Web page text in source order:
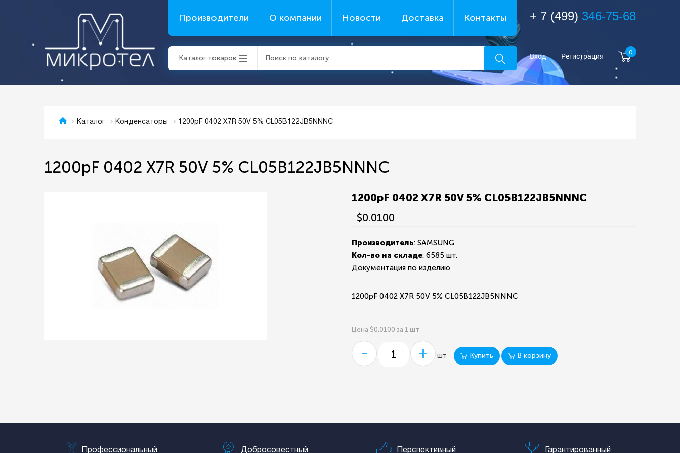
Производители О компании Новости Доставка Контакты
Каталог товаров
+ 7 (499) 346-75-68
Вход Регистрация 0
Каталог Конденсаторы 1200pF 0402 X7R 50V 5% CL05B122JB5NNNC
1200pF 0402 X7R 50V 5% CL05B122JB5NNNC
1200pF 0402 X7R 50V 5% CL05B122JB5NNNC
$0.0100
Производитель: SAMSUNG
Кол-во на складе:6585 шт.
Документация по изделию
1200pF 0402 X7R 50V 5% CL05B122JB5NNNC
Цена $0.0100 за 1 шт
- + шт Купить В корзину
Профессиональный Добросовестный Перспективный Гарантированный